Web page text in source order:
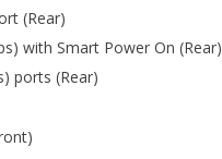
(Rear)
with Smart Power On (Rear)
ports (Rear)